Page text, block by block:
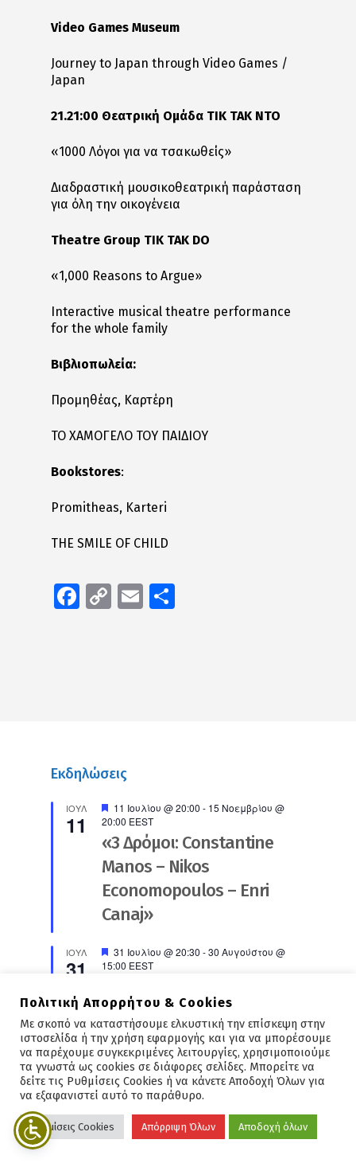
Video Games Museum
Journey to Japan through Video Games /
Japan
21.21:00 Θεατρική Ομάδα ΤΙΚ ΤΑΚ ΝΤΟ
«1000 Λόγοι για να τσακωθείς»
Διαδραστική μουσικοθεατρική παράσταση
για όλη την οικογένεια
Theatre Group TIK TAK DO
«1,000 Reasons to Argue»
Interactive musical theatre performance
for the whole family
Βιβλιοπωλεία:
Προμηθέας, Καρτέρη
ΤΟ ΧΑΜΟΓΕΛΟ ΤΟΥ ΠΑΙΔΙΟΥ
Bookstores:
Promitheas, Karteri
THE SMILE OF CHILD
Facebook
CopyEmail
Εκδηλώσεις
ΙΟΎΛ
11
Προτεινόμενο
11 Ιουλίου @ 20:00 - 15 Νοεμβρίου @
20:00 EEST
«3 Δρόμοι: Constantine
Manos – Nikos
Economopoulos – Enri
Canaj»
ΙΟΎΛ
31
Προτεινόμενο
31 Ιουλίου @ 20:30 -30 Αυγούστου @
15:00 EEST
Ιστορικό Μουσείο
Νεάπολης. Έκθεση
Φωτογραφίας
ΑΥΓ
6
Προτεινόμενο
6 Αυγούστου @ 10:00
Πολιτιστικός Σύλλογος
Πολιτική Απορρήτου & Cookies
Με σκοπό να καταστήσουμε ελκυστική την επίσκεψη στην
ιστοσελίδα ή την χρήση εφαρμογής και για να μπορέσουμε
να παρέχουμε συγκεκριμένες λειτουργίες, χρησιμοποιούμε
τα γνωστά ως cookies σε διάφορες σελίδες. Μπορείτε να
δείτε τις Ρυθμίσεις Cookies ή να κάνετε Αποδοχή Όλων για
να εξαφανιστεί αυτό το παράθυρο.
Ρυθμίσεις Cookies Απόρριψη Όλων Αποδοχή όλων